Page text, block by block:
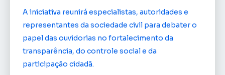
A iniciativa reunirá especialistas, autoridades e
representantes da sociedade civil para debater o
papel das ouvidorias no fortalecimento da
transparência, do controle social e da
participação cidadã.